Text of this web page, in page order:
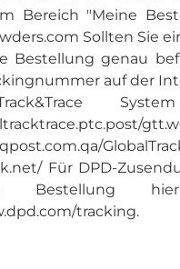
Bereich "Meine
Sollten Sie
Bestellung genau
auf der
Für DPD-
Bestellung hier
tracking.